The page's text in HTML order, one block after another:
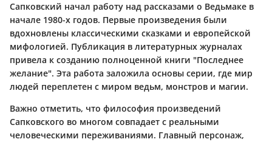
Сапковский начал работу над рассказами о Ведьмаке в
начале 1980-х годов. Первые произведения были
вдохновлены классическими сказками и европейской
мифологией. Публикация в литературных журналах
привела к созданию полноценной книги "Последнее
желание". Эта работа заложила основы серии, где мир
людей переплетен с миром ведьм, монстров и магии.
Важно отметить, что философия произведений
Сапковского во многом совпадает с реальными
человеческими переживаниями. Главный персонаж,